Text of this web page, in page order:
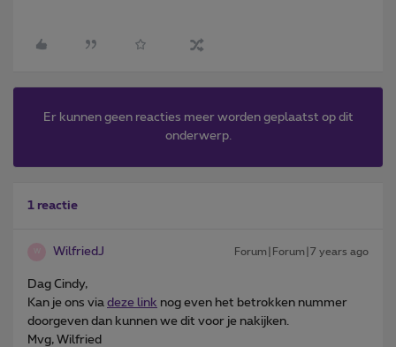
Er kunnen geen reacties meer worden geplaatst op dit
onderwerp.
1 reactie
WilfriedJ Forum|Forum|7 years ago
Dag Cindy,
Kan je ons via deze link nog even het betrokken nummer
doorgeven dan kunnen we dit voor je nakijken.
Mvg, Wilfried